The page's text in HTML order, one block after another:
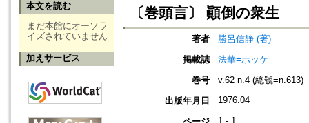
本文を読む
まだ本館にオーソラ
イズされていません
加えサービス
〔巻頭言〕 顚倒の衆生
著者
勝呂信静 (著)
掲載誌
法華=ホッケ
巻号
v.62 n.4 (總號=n.613)
出版年月日
1976.04
1 - 1